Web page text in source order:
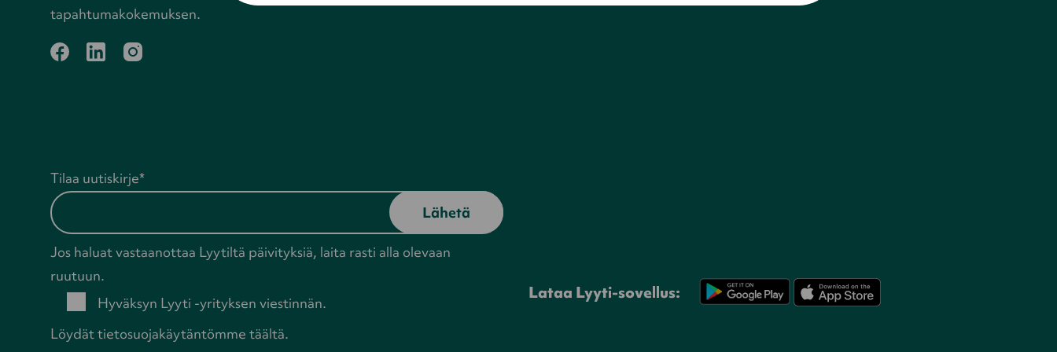
tapahtumakokemuksen.
facebooklinkedininstagram
Tilaa uutiskirje*
Jos haluat vastaanottaa Lyytiltä päivityksiä, laita rasti alla olevaan
ruutuun.
Hyväksyn Lyyti -yrityksen viestinnän.
Löydät tietosuojakäytäntömme täältä.
Lataa Lyyti-sovellus: